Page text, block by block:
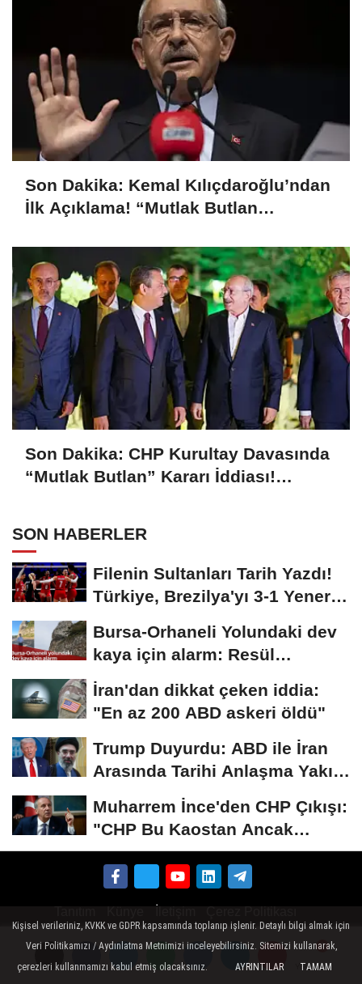
Yorumlar
Yorumlar
Son Dakika: Kemal Kılıçdaroğlu’ndan
İlk Açıklama! “Mutlak Butlan
Son Dakika: CHP Kurultay Davasında
“Mutlak Butlan” Kararı İddiası!
SON HABERLER
Filenin Sultanları Tarih Yazdı!
Türkiye, Brezilya'yı 3-1 Yenerek
Bursa-Orhaneli Yolundaki dev
kaya için alarm: Resül
Kaplan'dan yetkililere...
İran'dan dikkat çeken iddia:
"En az 200 ABD askeri öldü"
Trump Duyurdu: ABD ile İran
Arasında Tarihi Anlaşma Yakın!
Muharrem İnce'den CHP Çıkışı:
"CHP Bu Kaostan Ancak
Üyelerle Genel...
Gizlilik İlkeleri
Kişisel verileriniz, KVKK ve GDPR kapsamında toplanıp işlenir. Detaylı bilgi almak için
Veri Politikamızı / Aydınlatma Metnimizi inceleyebilirsiniz. Sitemizi kullanarak,
çerezleri kullanmamızı kabul etmiş olacaksınız.
AYRINTILAR TAMAM